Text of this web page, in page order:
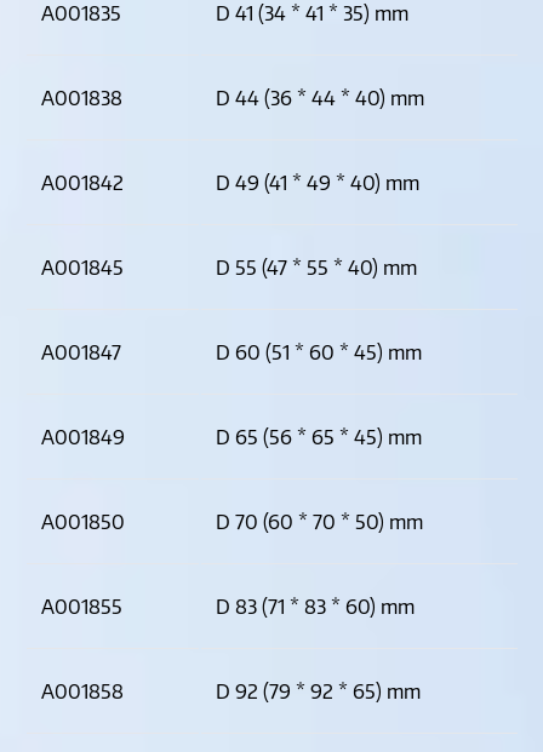
A001835 D 41 (34 * 41 * 35) mm
A001838 D 44 (36 * 44 * 40) mm
A001842 D 49 (41 * 49 * 40) mm
A001845 D 55 (47 * 55 * 40) mm
A001847 D 60 (51 * 60 * 45) mm
A001849 D 65 (56 * 65 * 45) mm
A001850 D 70 (60 * 70 * 50) mm
A001855 D 83 (71 * 83 * 60) mm
A001858 D 92 (79 * 92 * 65) mm